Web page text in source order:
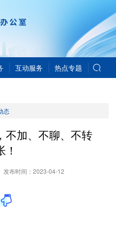
互动服务 热点专题
态
不加、不聊、不转
！
发布时间： 2023-04-12